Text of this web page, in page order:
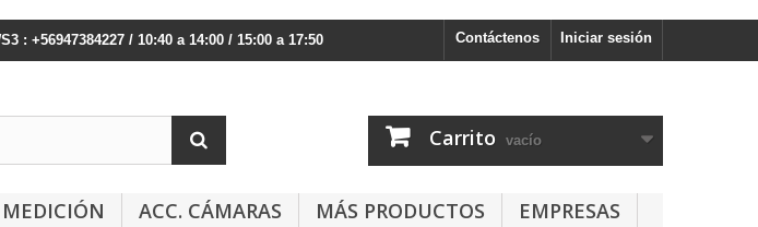
Iniciar sesión
Contáctenos
: +56947384227 / 10:40 a 14:00 / 15:00 a 17:50
Carrito vacío
MEDICIÓN ACC. CÁMARAS MÁS PRODUCTOS EMPRESAS